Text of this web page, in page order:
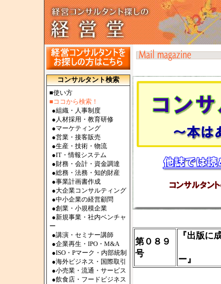
コンサルタント検索
■使い方
■ココから検索！
●組織・人事制度
● 人材採用・教育研修
●マーケティング
●営業・接客販売
●生産・技術・物流
●IT・情報システム
●財務・会計・資金調達
●総務・法務・知的財産
●事業計画書作成
●大企業コンサルティング
●中小企業の経営顧問
●創業・小規模企業
●新規事業・社内ベンチャ
ー
●講演・セミナー講師
●企業再生・IPO・M&A
●ISO・Pマーク・内部統制
●海外ビジネス・国際取引
●小売業・流通・サービス
●飲食店・フードビジネス
第０８９
号
『出版に
ー』